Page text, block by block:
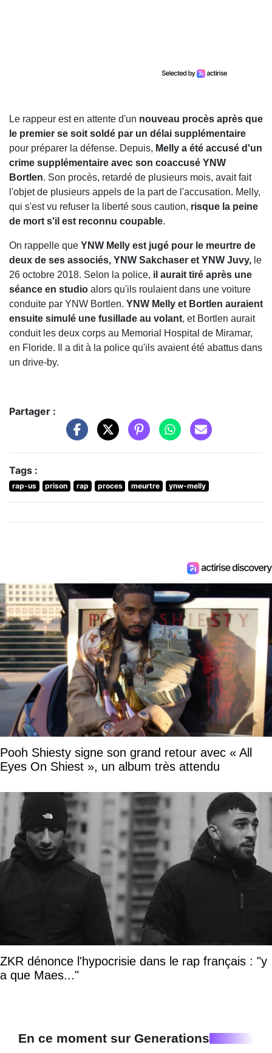
Le rappeur est en attente d'un nouveau procès après que
le premier se soit soldé par un délai supplémentaire
pour préparer la défense. Depuis, Melly a été accusé d'un
crime supplémentaire avec son coaccusé YNW
Bortlen. Son procès, retardé de plusieurs mois, avait fait
l'objet de plusieurs appels de la part de l'accusation. Melly,
qui s'est vu refuser la liberté sous caution, risque la peine
de mort s'il est reconnu coupable.
On rappelle que YNW Melly est jugé pour le meurtre de
deux de ses associés, YNW Sakchaser et YNW Juvy, le
26 octobre 2018. Selon la police, il aurait tiré après une
séance en studio alors qu'ils roulaient dans une voiture
conduite par YNW Bortlen. YNW Melly et Bortlen auraient
ensuite simulé une fusillade au volant, et Bortlen aurait
conduit les deux corps au Memorial Hospital de Miramar,
en Floride. Il a dit à la police qu'ils avaient été abattus dans
un drive-by.
Partager :
Tags :
rap-us prison rap proces meurtre ynw-melly
Pooh Shiesty signe son grand retour avec « All
Eyes On Shiest », un album très attendu
ZKR dénonce l'hypocrisie dans le rap français : "y
a que Maes..."
En ce moment sur Generations